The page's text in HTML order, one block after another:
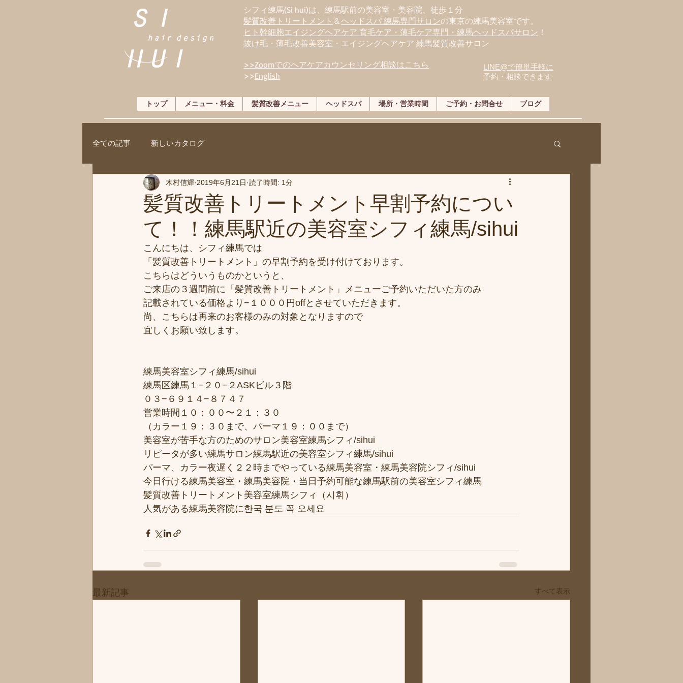
シフィ練馬(Si hui)は、 練馬駅前の美容室・美容院、徒歩１分
髪質改善トリートメント ＆ヘッドスパ 練馬専門サロンの東京の練馬美容室です。
ヒト幹細胞エイジングヘアケア 育毛ケア・薄毛ケア専門・練馬ヘッドスパサロン ！
抜け毛・薄毛改善美容室・ エイジングヘアケア 練馬髪質改善サロン
>>Zoomでのヘアケアカウンセリング相談はこちら
>>English
LINE@で簡単手軽に
予約・相談できます
トップ メニュー・料金 髪質改善メニュー ヘッドスパ 場所・営業時間 ご予約・お問合せ ブログ
全ての記事 新しいカタログ
髪質改善トリートメント早割予約につい
て！！練馬駅近の美容室シフィ練馬/sihui
木村信輝 2019年6月21日 読了時間: 1分
こんにちは、シフィ練馬では
「髪質改善トリートメント」の早割予約を受け付けております。
こちらはどういうものかというと、
ご来店の３週間前に「髪質改善トリートメント」メニューご予約いただいた方のみ
記載されている価格より−１０００円offとさせていただきます。
尚、こちらは再来のお客様のみの対象となりますので
宜しくお願い致します。
練馬美容室シフィ練馬/sihui
練馬区練馬１−２０−２ASKビル３階
０３−６９１４−８７４７
営業時間１０：００〜２１：３０
（カラー１９：３０まで、パーマ１９：００まで）
美容室が苦手な方のためのサロン美容室練馬シフィ/sihui
リピータが多い練馬サロン練馬駅近の美容室シフィ練馬/sihui
パーマ、カラー夜遅く２２時までやっている練馬美容室・練馬美容院シフィ/sihui
今日行ける練馬美容室・練馬美容院・当日予約可能な練馬駅前の美容室シフィ練馬
髪質改善トリートメント美容室練馬シフィ（시휘）
人気がある練馬美容院に한국 분도 꼭 오세요
最新記事 すべて表示